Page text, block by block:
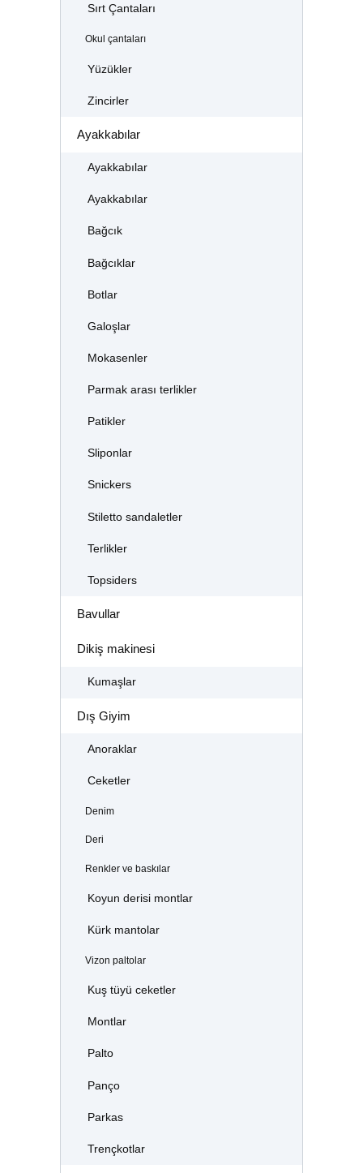
Sırt Çantaları
Okul çantaları
Yüzükler
Zincirler
Ayakkabılar
Ayakkabılar
Ayakkabılar
Bağcık
Bağcıklar
Botlar
Galoşlar
Mokasenler
Parmak arası terlikler
Patikler
Sliponlar
Snickers
Stiletto sandaletler
Terlikler
Topsiders
Bavullar
Dikiş makinesi
Kumaşlar
Dış Giyim
Anoraklar
Ceketler
Denim
Deri
Renkler ve baskılar
Koyun derisi montlar
Kürk mantolar
Vizon paltolar
Kuş tüyü ceketler
Montlar
Palto
Panço
Parkas
Trençkotlar